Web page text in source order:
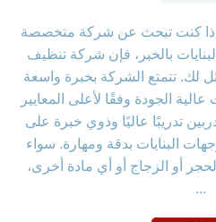
كنت تبحث عن شركة متخصصة
بالخبر، فإن شركة تنظيف
لك. تتمتع الشركة بخبرة واسعة
الجودة وفقًا لأعلى المعايير
تدريبًا عاليًا وذوي خبرة على
البنايات بدقة ومهارة. سواء
أو الزجاج أو أي مادة أخرى،
...